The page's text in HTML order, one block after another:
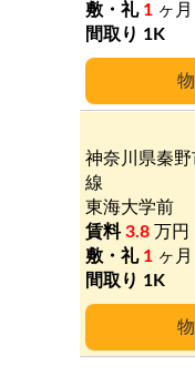
1 ヶ月
1K
神奈川県秦野
線
東海大学前
3.8 万円
1 ヶ月
1K